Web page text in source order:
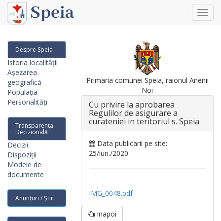
Despre Speia
Istoria localității
Așezarea
geografică
Populația
Personalități
Transparența
Decizională
Decizii
Dispoziții
Modele de
documente
Anunțuri / Știri
Primaria comunei Speia, raionul Anenii
Noi
Cu рriviге la арrоbаrеа
Regulilor de аsigurаrе а
сurаtеniеi in teritoriul s. Speia
Data publicarii pe site:
25/iun./2020
IMG_0048.pdf
Inapoi